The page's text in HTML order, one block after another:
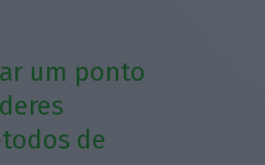
um ponto
de